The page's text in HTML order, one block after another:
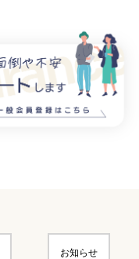
お知らせ